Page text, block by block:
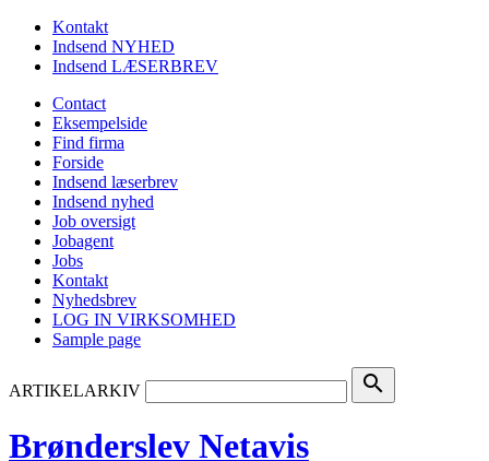
Kontakt
Indsend NYHED
Indsend LÆSERBREV
Contact
Eksempelside
Find firma
Forside
Indsend læserbrev
Indsend nyhed
Job oversigt
Jobagent
Jobs
Kontakt
Nyhedsbrev
LOG IN VIRKSOMHED
Sample page
ARTIKELARKIV search
Brønderslev Netavis